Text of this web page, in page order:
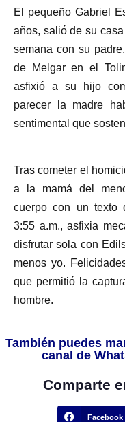
El pequeño Gabriel
años, salió de su
semana con su
de Melgar en el
asfixió a su hijo
parecer la madre
sentimental que
Tras cometer el
a la mamá del
cuerpo con un texto
3:55 a.m., asfixia
disfrutar sola con
menos yo.
que permitió la
hombre.
También puedes
canal de
Comparte
Facebook